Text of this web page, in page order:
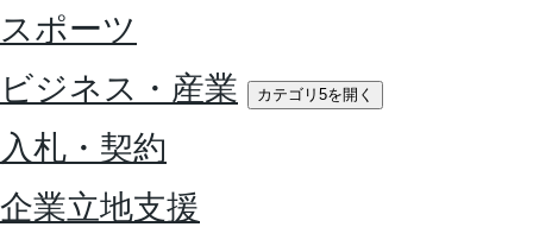
スポーツ
ビジネス・産業
カテゴリ5を開く
入札・契約
企業立地支援